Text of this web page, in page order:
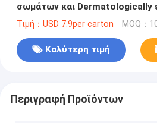
σωμάτων και Dermatologically
Τιμή：USD 7.9per carton MOQ：
Καλύτερη τιμή
Περιγραφή Προϊόντων